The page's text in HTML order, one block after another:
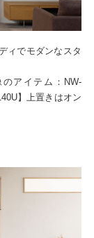
ィでモダンなスタ
アイテム：NW-
】上置きはオン